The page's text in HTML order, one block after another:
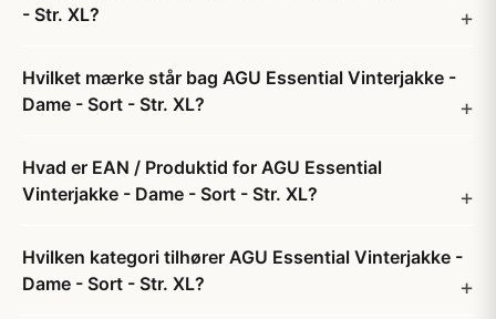
- Str. XL?
Hvilket mærke står bag AGU Essential Vinterjakke -
Dame - Sort - Str. XL?
Hvad er EAN / Produktid for AGU Essential
Vinterjakke - Dame - Sort - Str. XL?
Hvilken kategori tilhører AGU Essential Vinterjakke -
Dame - Sort - Str. XL?